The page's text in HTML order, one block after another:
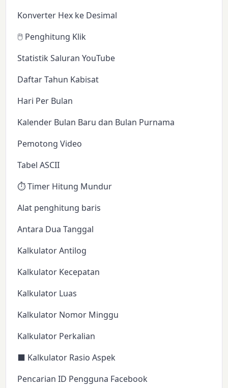
Konverter Hex ke Desimal
🖱️ Penghitung Klik
Statistik Saluran YouTube
Daftar Tahun Kabisat
Hari Per Bulan
Kalender Bulan Baru dan Bulan Purnama
Pemotong Video
Tabel ASCII
⏱️ Timer Hitung Mundur
Alat penghitung baris
Antara Dua Tanggal
Kalkulator Antilog
Kalkulator Kecepatan
Kalkulator Luas
Kalkulator Nomor Minggu
Kalkulator Perkalian
⬛ Kalkulator Rasio Aspek
Pencarian ID Pengguna Facebook